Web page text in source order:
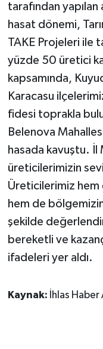
tarafından
hasat dönemi,
TAKE Projeleri ile
yüzde 50 üretici
kapsamında,
Karacasu
fidesi toprakla
Belenova
hasada kavuştu. İl
üreticilerimizin
Üreticilerimiz
hem de
şekilde
bereketli ve
ifadeleri yer aldı.
Kaynak: İhlas Haber